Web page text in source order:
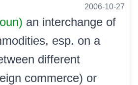
2006-10-27
an interchange of
esp. on a
different
commerce) or